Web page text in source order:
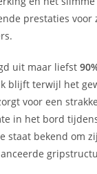
prestaties voor
uit maar liefst
blijft terwijl het
voor een
in het bord
staat bekend om